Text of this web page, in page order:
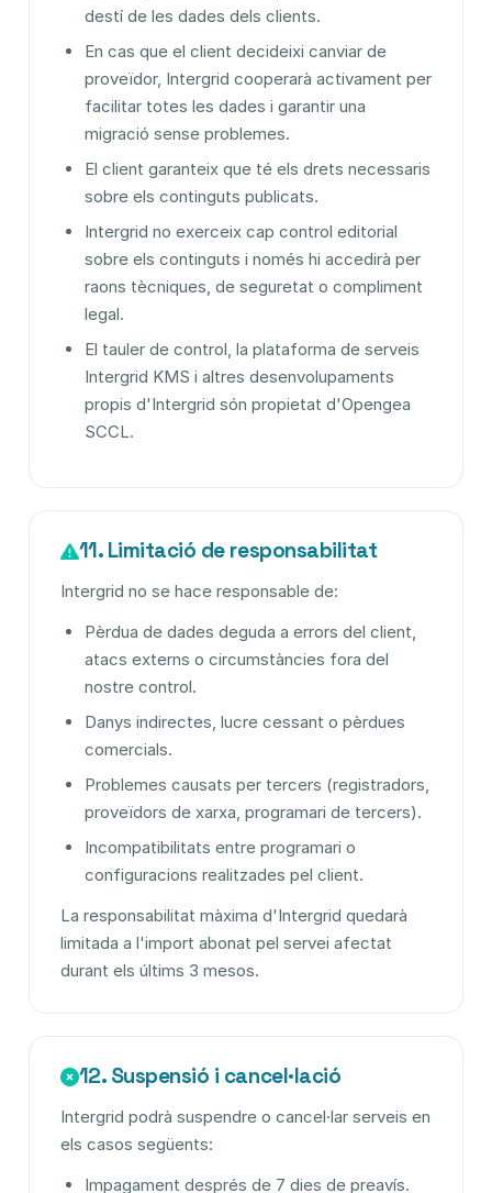
destí de les dades dels clients.
En cas que el client decideixi canviar de
proveïdor, Intergrid cooperarà activament per
facilitar totes les dades i garantir una
migració sense problemes.
El client garanteix que té els drets necessaris
sobre els continguts publicats.
Intergrid no exerceix cap control editorial
sobre els continguts i només hi accedirà per
raons tècniques, de seguretat o compliment
legal.
El tauler de control, la plataforma de serveis
Intergrid KMS i altres desenvolupaments
propis d'Intergrid són propietat d'Opengea
SCCL.
11. Limitació de responsabilitat
Intergrid no se hace responsable de:
Pèrdua de dades deguda a errors del client,
atacs externs o circumstàncies fora del
nostre control.
Danys indirectes, lucre cessant o pèrdues
comercials.
Problemes causats per tercers (registradors,
proveïdors de xarxa, programari de tercers).
Incompatibilitats entre programari o
configuracions realitzades pel client.
La responsabilitat màxima d'Intergrid quedarà
limitada a l'import abonat pel servei afectat
durant els últims 3 mesos.
12. Suspensió i cancel·lació
Intergrid podrà suspendre o cancel·lar serveis en
els casos següents:
Impagament després de 7 dies de preavís.